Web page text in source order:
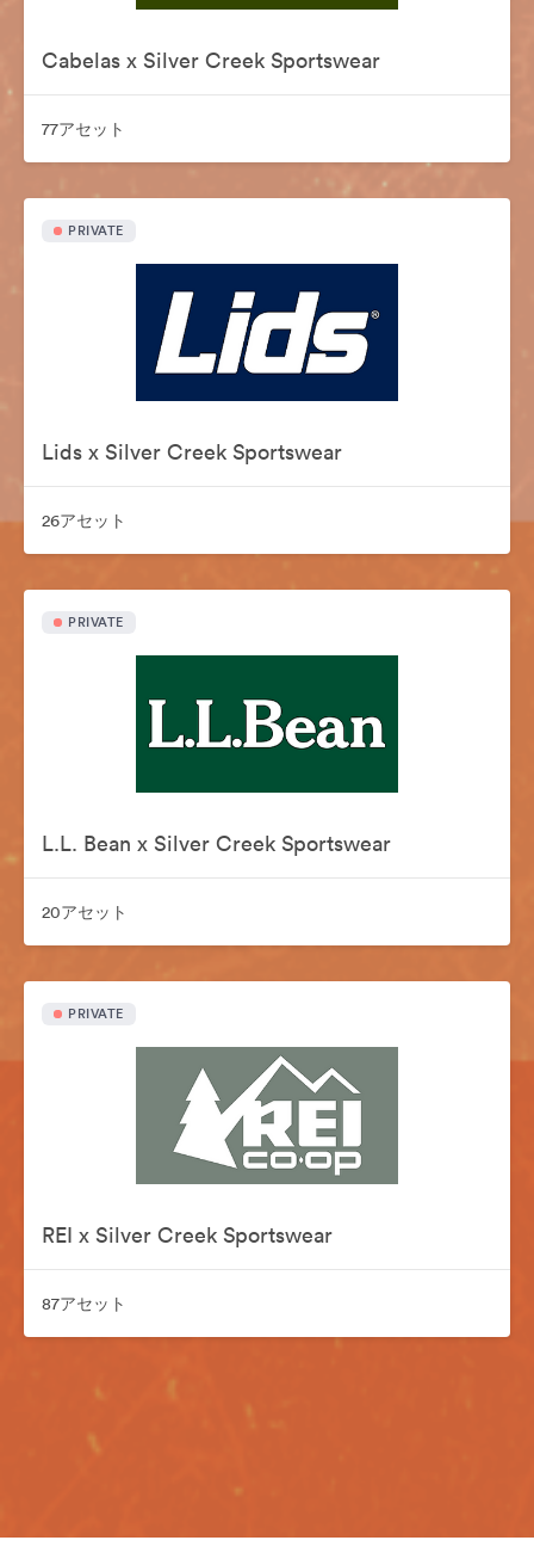
Cabelas x Silver Creek Sportswear
77アセット
PRIVATE
Lids x Silver Creek Sportswear
26アセット
PRIVATE
L.L. Bean x Silver Creek Sportswear
20アセット
PRIVATE
REI x Silver Creek Sportswear
87アセット